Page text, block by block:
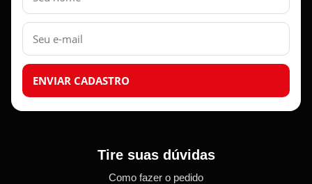
E-
mail
ENVIAR CADASTRO
Tire suas dúvidas
Como fazer o pedido